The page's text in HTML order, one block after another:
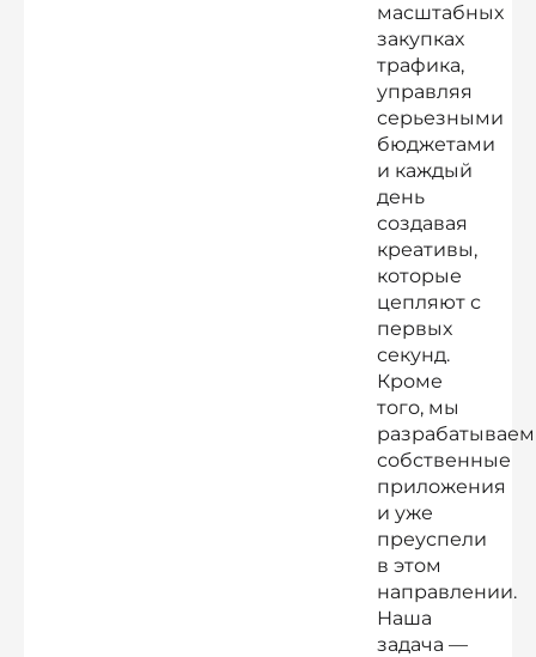
масштабных
закупках
трафика,
управляя
серьезными
бюджетами
и каждый
день
создавая
креативы,
которые
цепляют с
первых
секунд.
Кроме
того, мы
разрабатываем
собственные
приложения
и уже
преуспели
в этом
направлении.
Наша
задача —